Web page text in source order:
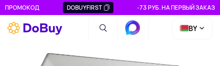
ПРОМОКОД DOBUYFIRST -73 РУБ. НА ПЕРВЫЙ ЗАКАЗ
BY